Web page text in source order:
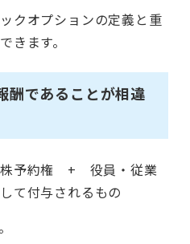
クオプションの定義と重
きます。
酬であることが相違
株予約権 + 役員・従業
て付与されるもの